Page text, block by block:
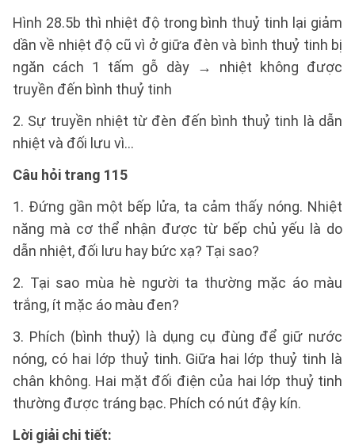
Hình 28.5b thì nhiệt độ trong bình thuỷ tinh lại giảm
dần về nhiệt độ cũ vì ở giữa đèn và bình thuỷ tinh bị
ngăn cách 1 tấm gỗ dày → nhiệt không được
truyền đến bình thuỷ tinh
2. Sự truyền nhiệt từ đèn đến bình thuỷ tinh là dẫn
nhiệt và đối lưu vì...
Câu hỏi trang 115
1. Đứng gần một bếp lửa, ta cảm thấy nóng. Nhiệt
năng mà cơ thể nhận được từ bếp chủ yếu là do
dẫn nhiệt, đối lưu hay bức xạ? Tại sao?
2. Tại sao mùa hè người ta thường mặc áo màu
trắng, ít mặc áo màu đen?
3. Phích (bình thuỷ) là dụng cụ đùng để giữ nước
nóng, có hai lớp thuỷ tinh. Giữa hai lớp thuỷ tinh là
chân không. Hai mặt đối điện của hai lớp thuỷ tinh
thường được tráng bạc. Phích có nút đậy kín.
Lời giải chi tiết: